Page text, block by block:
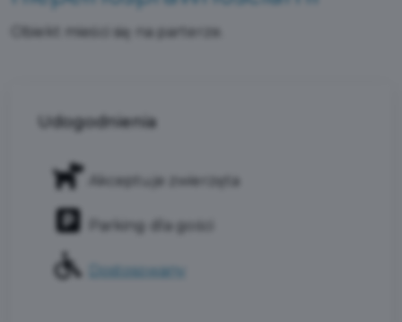
Obiekt mieści się na parterze.
Udogodnienia
Akceptuje zwierzęta
Parking dla gości
Dostosowany